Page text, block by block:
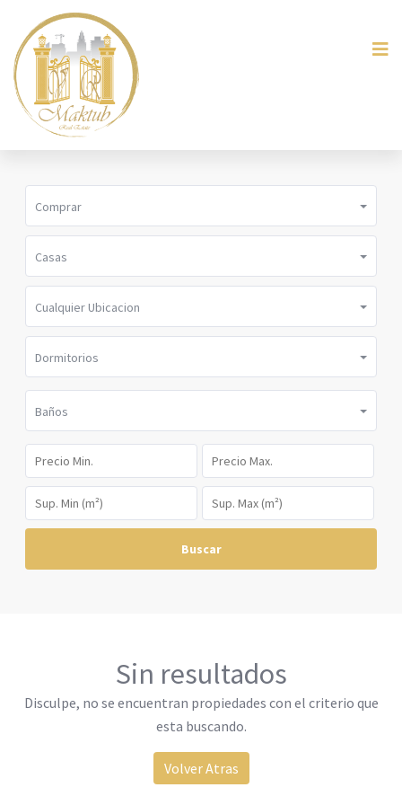
Comprar
Casas
Cualquier Ubicacion
Dormitorios
Baños
Buscar
Sin resultados
Disculpe, no se encuentran propiedades con el criterio que
esta buscando.
Volver Atras